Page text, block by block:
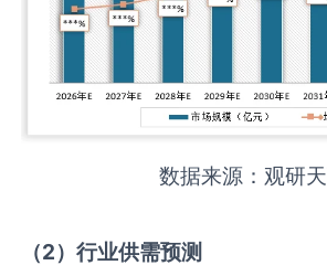
数据来源：观研
（2）行业供需预测